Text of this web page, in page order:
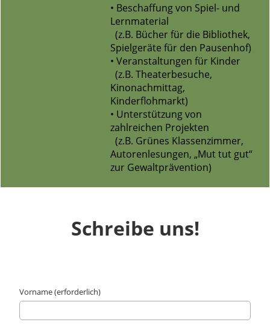
• Beschaffung von Spiel- und
Lernmaterial
(z.B. Bücher für die Bibliothek,
Spielgeräte für den Pausenhof)
• Veranstaltungen für Kinder
(z.B. Theaterbesuche,
Kinonachmittag,
Kinderflohmarkt)
• Unterstützung von
zahlreichen Projekten
(z.B. Grünes Klassenzimmer,
Autorenlesungen, „Mut tut gut“
zur Gewaltprävention)
Schreibe uns!
Vorname (erforderlich)